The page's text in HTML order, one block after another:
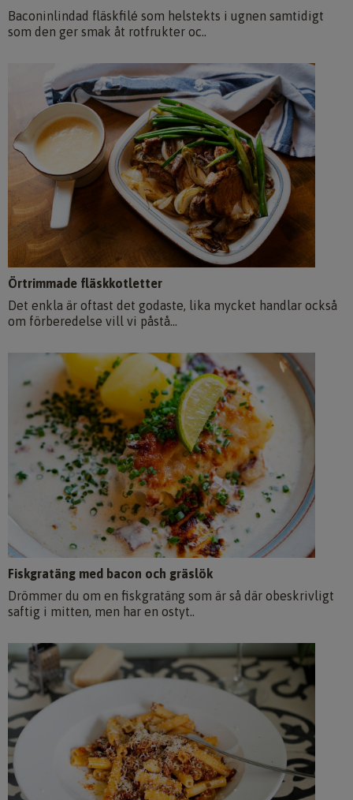
Baconinlindad fläskfilé som helstekts i ugnen samtidigt
som den ger smak åt rotfrukter oc..
Örtrimmade fläskkotletter
Det enkla är oftast det godaste, lika mycket handlar också
om förberedelse vill vi påstå...
Fiskgratäng med bacon och gräslök
Drömmer du om en fiskgratäng som är så där obeskrivligt
saftig i mitten, men har en ostyt..